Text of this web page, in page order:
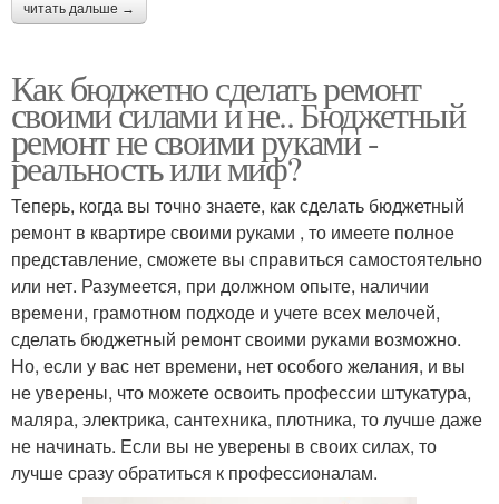
читать дальше →
Как бюджетно сделать ремонт
своими силами и не.. Бюджетный
ремонт не своими руками -
реальность или миф?
Теперь, когда вы точно знаете, как сделать бюджетный
ремонт в квартире своими руками , то имеете полное
представление, сможете вы справиться самостоятельно
или нет. Разумеется, при должном опыте, наличии
времени, грамотном подходе и учете всех мелочей,
сделать бюджетный ремонт своими руками возможно.
Но, если у вас нет времени, нет особого желания, и вы
не уверены, что можете освоить профессии штукатура,
маляра, электрика, сантехника, плотника, то лучше даже
не начинать. Если вы не уверены в своих силах, то
лучше сразу обратиться к профессионалам.